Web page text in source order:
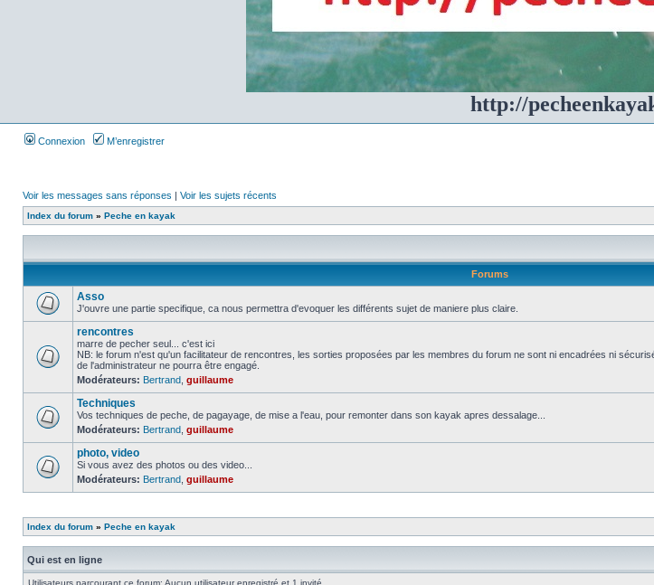
http://
Connexion M’enregistrer
Voir les messages sans réponses | Voir les sujets récents
Index du forum » Peche en kayak
Forums
Asso
J'ouvre une partie specifique, ca nous permettra d'evoquer les différents sujet de maniere plus claire.
rencontres
marre de pecher seul... c'est ici
NB: le forum n'est qu'un facilitateur de rencontres, les sorties proposées par les membres du forum ne sont ni encadrées ni
de l'administrateur ne pourra être engagé.
Modérateurs: Bertrand guillaume
Techniques
Vos techniques de peche, de pagayage, de mise a l'eau, pour remonter dans son kayak apres dessalage...
Modérateurs: Bertrand guillaume
photo, video
Si vous avez des photos ou des video...
Modérateurs: Bertrand guillaume
Index du forum » Peche en kayak
Qui est en ligne
Utilisateurs parcourant ce forum: Aucun utilisateur enregistré et 1 invité